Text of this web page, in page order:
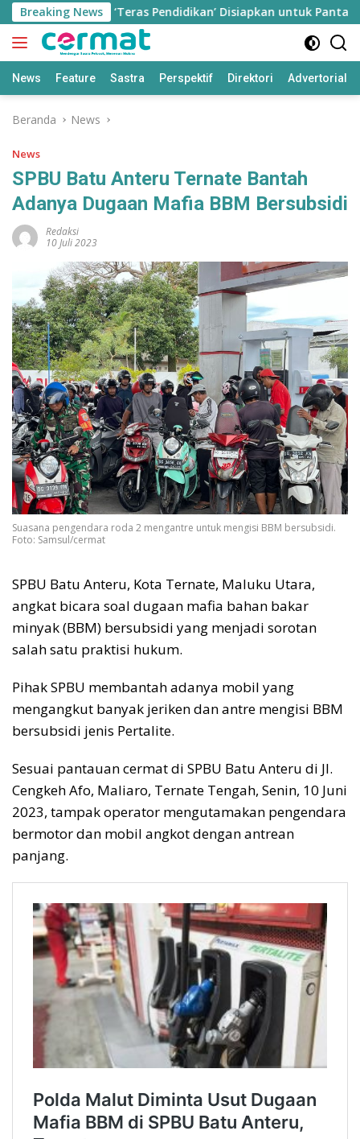
Langsung
ke
konten
Breaking News
Aplikasi ‘Teras Pendidikan’ Disiapkan untuk Pantau
News Feature Sastra Perspektif Direktori Advertorial
Beranda News
News
SPBU Batu Anteru Ternate Bantah
Adanya Dugaan Mafia BBM Bersubsidi
Redaksi
10 Juli 2023
Suasana pengendara roda 2 mengantre untuk mengisi BBM bersubsidi.
Foto: Samsul/cermat
SPBU Batu Anteru, Kota Ternate, Maluku Utara,
angkat bicara soal dugaan mafia bahan bakar
minyak (BBM) bersubsidi yang menjadi sorotan
salah satu praktisi hukum.
Pihak SPBU membantah adanya mobil yang
mengangkut banyak jeriken dan antre mengisi BBM
bersubsidi jenis Pertalite.
Sesuai pantauan cermat di SPBU Batu Anteru di Jl.
Cengkeh Afo, Maliaro, Ternate Tengah, Senin, 10 Juni
2023, tampak operator mengutamakan pengendara
bermotor dan mobil angkot dengan antrean
panjang.